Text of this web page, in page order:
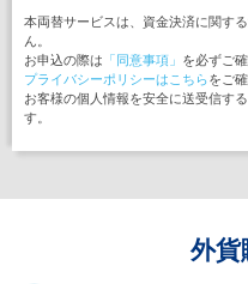
本両替サービスは、資金決済に関す
ん。
お申込の際は 「同意事項」 を必ずご
プライバシーポリシーはこちらをご
お客様の個人情報を安全に送受信す
す。
外貨